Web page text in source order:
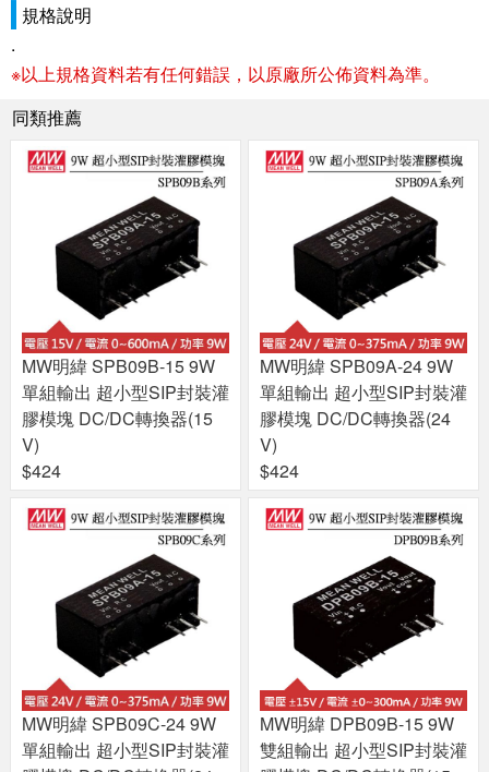
規格說明
.
※以上規格資料若有任何錯誤，以原廠所公佈資料為準。
同類推薦
MW明緯 SPB09B-15 9W
單組輸出 超小型SIP封裝灌
膠模塊 DC/DC轉換器(15
V)
$424
MW明緯 SPB09A-24 9W
單組輸出 超小型SIP封裝灌
膠模塊 DC/DC轉換器(24
V)
$424
MW明緯 SPB09C-24 9W
單組輸出 超小型SIP封裝灌
MW明緯 DPB09B-15 9W
雙組輸出 超小型SIP封裝灌